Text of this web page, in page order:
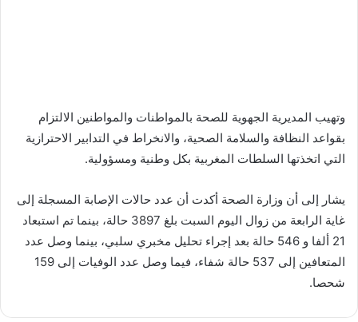
وتهيب المديرية الجهوية للصحة بالمواطنات والمواطنين الالتزام
بقواعد النظافة والسلامة الصحية، والانخراط في التدابير الاحترازية
التي اتخذتها السلطات المغربية بكل وطنية ومسؤولية.
يشار إلى أن وزارة الصحة أكدت أن عدد حالات الإصابة المسجلة إلى
غاية الرابعة من زوال اليوم السبت بلغ 3897 حالة، بينما تم استبعاد
21 ألفا و 546 حالة بعد إجراء تحليل مخبري سلبي، بينما وصل عدد
المتعافين إلى 537 حالة شفاء، فيما وصل عدد الوفيات إلى 159
شحصا.